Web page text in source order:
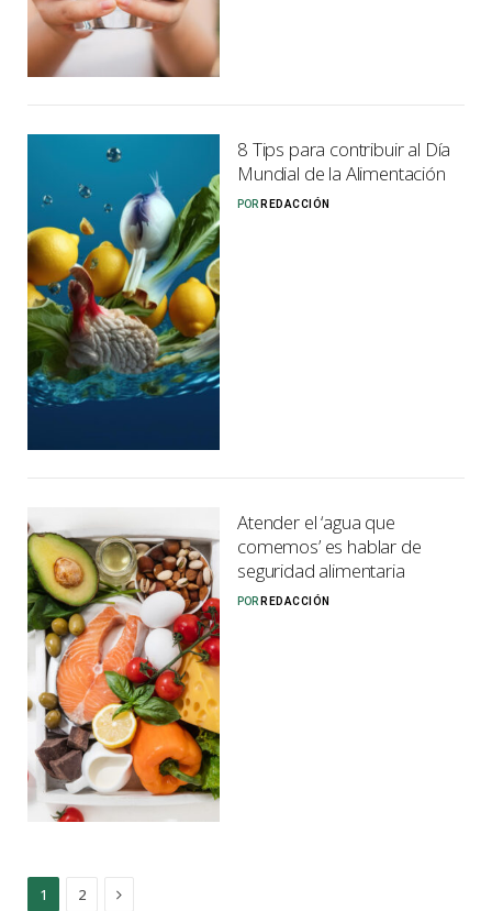
8 Tips para contribuir al Día
Mundial de la Alimentación
POR REDACCIÓN
Atender el ‘agua que
comemos’ es hablar de
seguridad alimentaria
POR REDACCIÓN
1 2 Next